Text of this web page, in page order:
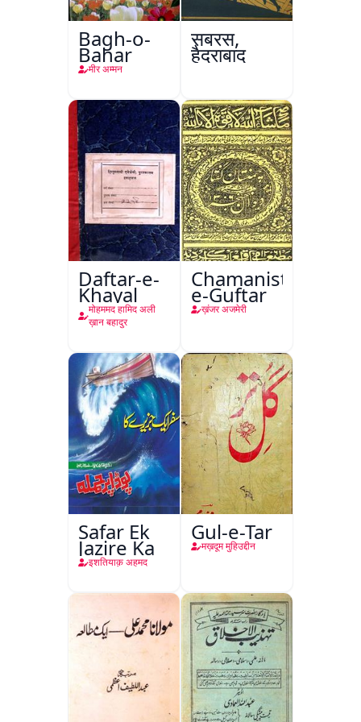
Bagh-o-
Bahar
मीर अम्मन
सबरस,
हैदराबाद
Daftar-e-
Khayal
मोहममद हामिद अली
ख़ान बहादुर
Chamanistan-
e-Guftar
ख़ंजर अजमेरी
Safar Ek
Jazire Ka
इशतियाक़ अहमद
Gul-e-Tar
मख़दूम मुहिउद्दीन